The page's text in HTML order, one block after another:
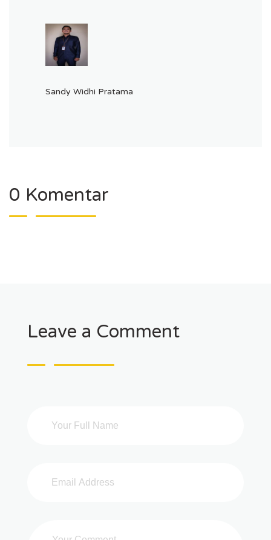
Sandy Widhi Pratama
0 Komentar
Leave a Comment